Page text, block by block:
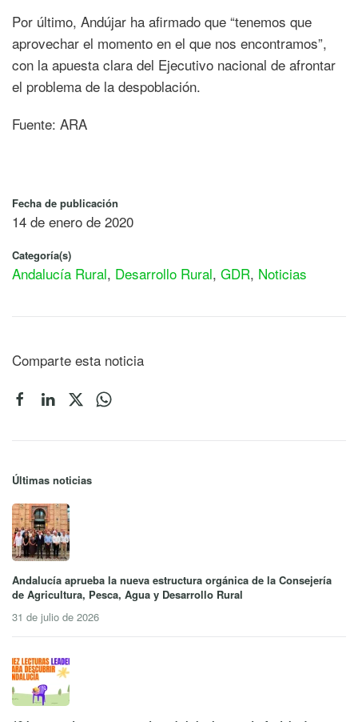
Por último, Andújar ha afirmado que “tenemos que
aprovechar el momento en el que nos encontramos”,
con la apuesta clara del Ejecutivo nacional de afrontar
el problema de la despoblación.
Fuente: ARA
Fecha de publicación
14 de enero de 2020
Categoría(s)
Andalucía Rural, Desarrollo Rural, GDR, Noticias
Comparte esta noticia
Últimas noticias
Andalucía aprueba la nueva estructura orgánica de la Consejería
de Agricultura, Pesca, Agua y Desarrollo Rural
31 de julio de 2026